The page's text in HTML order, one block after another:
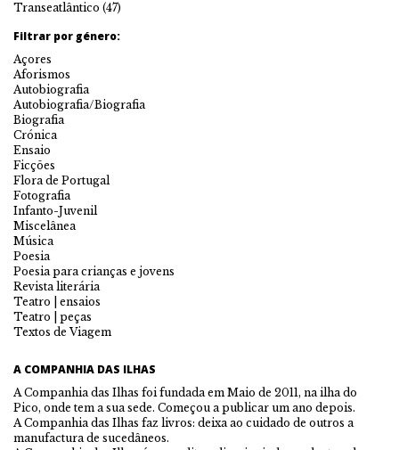
Transeatlântico (47)
Filtrar por género:
Açores
Aforismos
Autobiografia
Autobiografia/Biografia
Biografia
Crónica
Ensaio
Ficções
Flora de Portugal
Fotografia
Infanto-Juvenil
Miscelânea
Música
Poesia
Poesia para crianças e jovens
Revista literária
Teatro | ensaios
Teatro | peças
Textos de Viagem
A COMPANHIA DAS ILHAS
A Companhia das Ilhas foi fundada em Maio de 2011, na ilha do
Pico, onde tem a sua sede. Começou a publicar um ano depois.
A Companhia das Ilhas faz livros: deixa ao cuidado de outros a
manufactura de sucedâneos.